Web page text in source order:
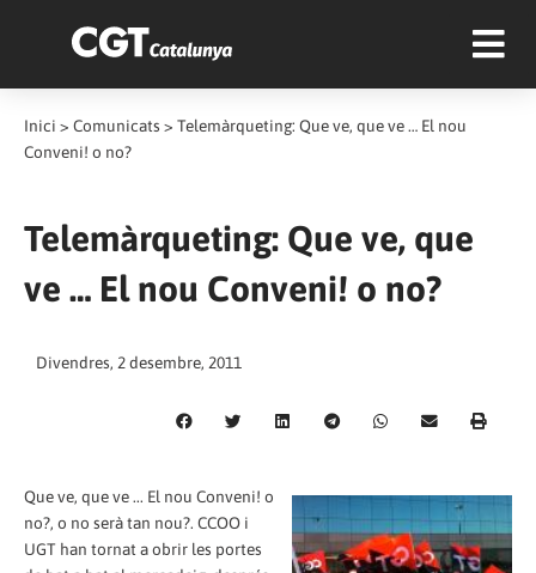
Inici > Comunicats > Telemàrqueting: Que ve, que ve … El nou
Conveni! o no?
Telemàrqueting: Que ve, que
ve … El nou Conveni! o no?
Divendres, 2 desembre, 2011
Que ve, que ve ... El nou Conveni! o
no?, o no serà tan nou?. CCOO i
UGT han tornat a obrir les portes